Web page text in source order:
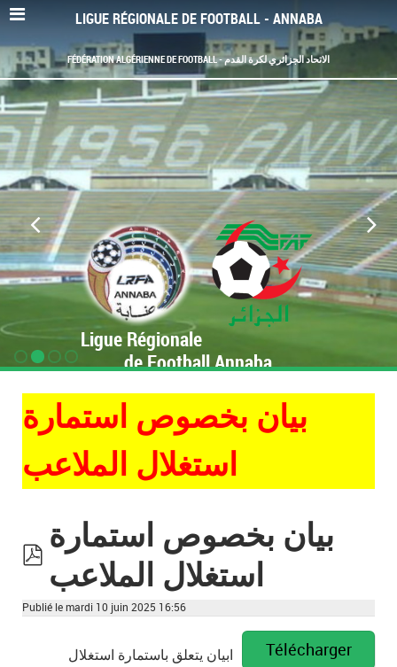
LIGUE RÉGIONALE DE FOOTBALL - ANNABA
FÉDÉRATION ALGÉRIENNE DE FOOTBALL - الاتحاد الجزائري لكرة القدم
Ligue Régionale
de Football Annaba
بيان بخصوص استمارة
استغلال الملاعب
pdf
بيان بخصوص استمارة
استغلال الملاعب
Publié le mardi 10 juin 2025 16:56
Télécharger
ابيان يتعلق باستمارة استغلال